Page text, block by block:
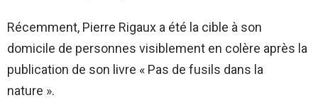
Récemment, Pierre Rigaux a été la cible à son
domicile de personnes visiblement en colère après la
publication de son livre « Pas de fusils dans la
nature ».